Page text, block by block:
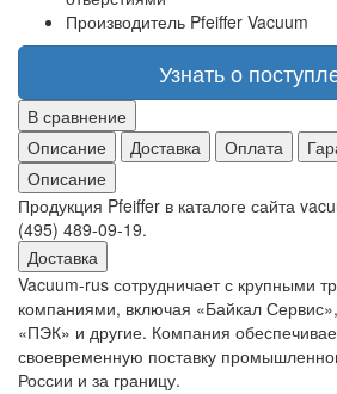
Производитель Pfeiffer Vacuum
Узнать о
В сравнение
Описание
Доставка Оплата
Описание
Продукция Pfeiffer в каталоге сайта
(495) 489-09-19.
Доставка
Vacuum-rus сотрудничает с крупными
компаниями, включая «Байкал
«ПЭК» и другие. Компания
своевременную поставку
России и за границу.